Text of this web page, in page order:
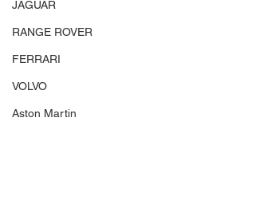
JAGUAR
RANGE ROVER
FERRARI
VOLVO
Aston Martin